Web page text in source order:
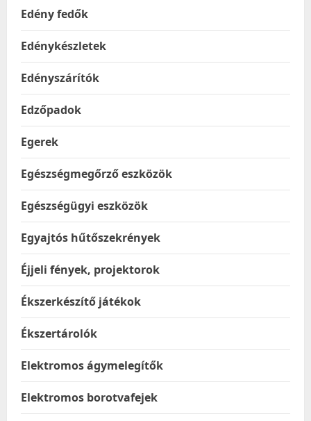
Edény fedők
Edénykészletek
Edényszárítók
Edzőpadok
Egerek
Egészségmegőrző eszközök
Egészségügyi eszközök
Egyajtós hűtőszekrények
Éjjeli fények, projektorok
Ékszerkészítő játékok
Ékszertárolók
Elektromos ágymelegítők
Elektromos borotvafejek